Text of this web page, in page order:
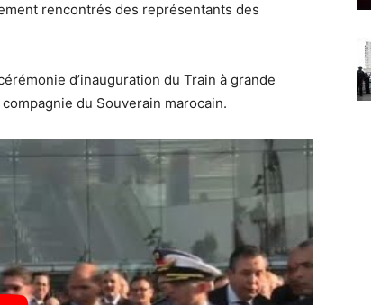
rencontrés des représentants des
d’inauguration du Train à grande
du Souverain marocain.